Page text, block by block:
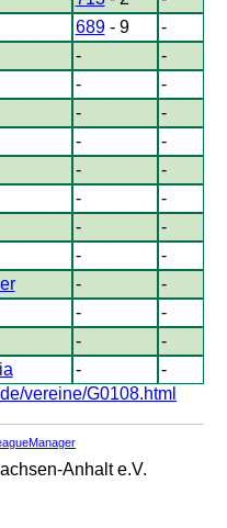
689- 9
-
-
-
-
-
-
-
-
-
-
-
-
-
-
-
-
-
-
-
-
-
-
-
-
-
vereine/G0108.html
Anhalt e.V.